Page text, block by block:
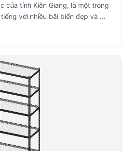
của tỉnh Kiên Giang, là một trong
với nhiều bãi biển đẹp và …